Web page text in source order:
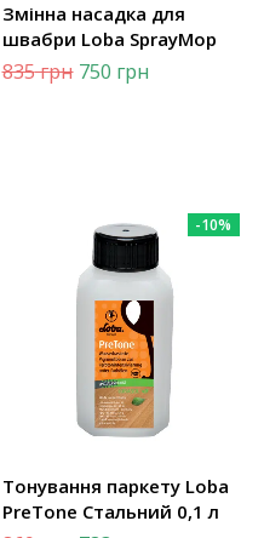
Змінна насадка для
швабри Loba SprayMop
835грн 750 грн
-10%
Тонування паркету Loba
PreTone Стальний 0,1 л